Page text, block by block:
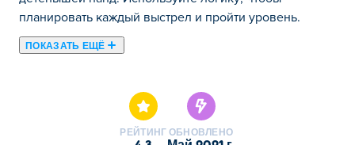
планировать каждый выстрел и пройти уровень.
ПОКАЗАТЬ ЕЩЁ
категории Головоломки.
РЕЙТИНГ ОБНОВЛЕНО